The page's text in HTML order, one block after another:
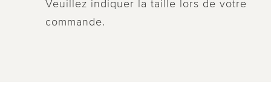
Veuillez indiquer la taille lors de votre
commande.